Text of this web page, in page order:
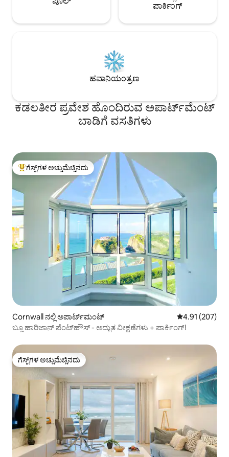
ಪಾರ್ಕಿಂಗ್
ಹವಾನಿಯಂತ್ರಣ
ಕಡಲತೀರ ಪ್ರವೇಶ ಹೊಂದಿರುವ ಅಪಾರ್ಟ್‌ಮೆಂಟ್
ಬಾಡಿಗೆ ವಸತಿಗಳು
ಗೆಸ್ಟ್‌ಗಳಿಗೆ ಅತಿ ಹೆಚ್ಚು ಅಚ್ಚುಮೆಚ್ಚಿನದು
ಗೆಸ್ಟ್‌ಗಳ ಅಚ್ಚುಮೆಚ್ಚಿನದು
Cornwall ನಲ್ಲಿ ಅಪಾರ್ಟ್‌ಮಂಟ್ 5 ರಲ್ಲಿ 4.91
4.91 (207)
ಬ್ಲೂ ಹಾರಿಜಾನ್ ಪೆಂಟ್‌ಹೌಸ್ - ಅದ್ಭುತ ವೀಕ್ಷಣೆಗಳು + ಪಾರ್ಕಿಂಗ್!
ಗೆಸ್ಟ್‌ಗಳ ಅಚ್ಚುಮೆಚ್ಚಿನದು
ಗೆಸ್ಟ್‌ಗಳ ಅಚ್ಚುಮೆಚ್ಚಿನದು